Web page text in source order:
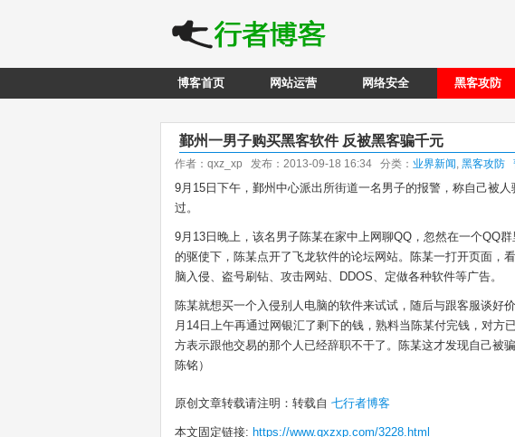
博客首页 网站运营 网络安全 黑客攻防
鄞州一男子购买黑客软件 反被黑客骗千元
作者：qxz_xp 发布：2013-09-18 16:34 分类： 业界新闻, 黑客攻防
9月15日下午，鄞州中心派出所街道一名男子的报警，称自己被
过。
9月13日晚上，该名男子陈某在家中上网聊QQ，忽然在一个QQ
的驱使下，陈某点开了飞龙软件的论坛网站。陈某一打开页面，
脑入侵、盗号刷钻、攻击网站、DDOS、定做各种软件等广告。
陈某就想买一个入侵别人电脑的软件来试试，随后与跟客服谈好
月14日上午再通过网银汇了剩下的钱，熟料当陈某付完钱，对方
方表示跟他交易的那个人已经辞职不干了。陈某这才发现自己被
陈铭）
原创文章转载请注明：转载自 七行者博客
本文固定链接: https://www.qxzxp.com/3228.html